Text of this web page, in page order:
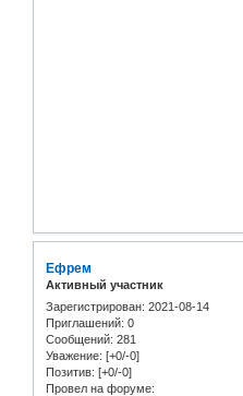
Ефрем
Активный участник
Зарегистрирован: 2021-08-14
Приглашений: 0
Сообщений: 281
Уважение: [+0/-0]
Позитив: [+0/-0]
Провел на форуме: